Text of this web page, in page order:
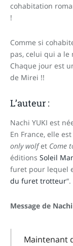
cohabitation
!
Comme si
pas, celui qui a le
Chaque jour est
de Mirei !!
L’auteur :
Nachi YUKI est
En France, elle
only wolfet Come
éditions Soleil
furet pour lequel
du furet trotteur“.
Message de
Maintenant